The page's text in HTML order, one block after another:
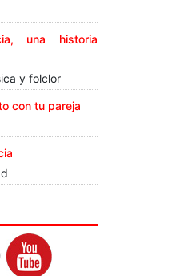
una historia
y folclor
con tu pareja